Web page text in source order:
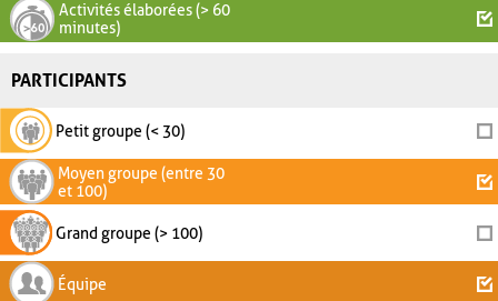
Activités élaborées (> 60
minutes)
PARTICIPANTS
Petit groupe (< 30)
Moyen groupe (entre 30
et 100)
Grand groupe (> 100)
Équipe